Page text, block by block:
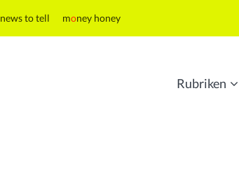
news to tell money honey
Rubriken